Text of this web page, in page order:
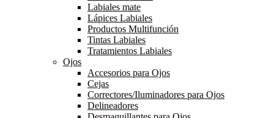
Labiales mate
Lápices Labiales
Productos Multifunción
Tintas Labiales
Tratamientos Labiales
Ojos
Accesorios para Ojos
Cejas
Correctores/Iluminadores para Ojos
Delineadores